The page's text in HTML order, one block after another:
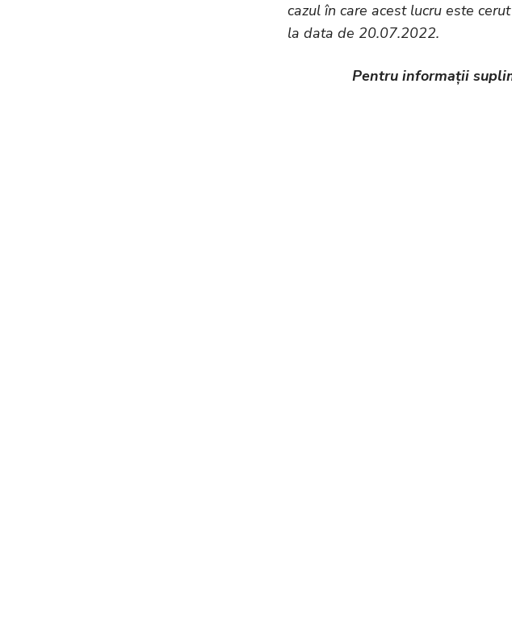
cazul în care acest lucru este
la data de 20.07.2022.
Pentru informații
Responsabil
Nyaradi